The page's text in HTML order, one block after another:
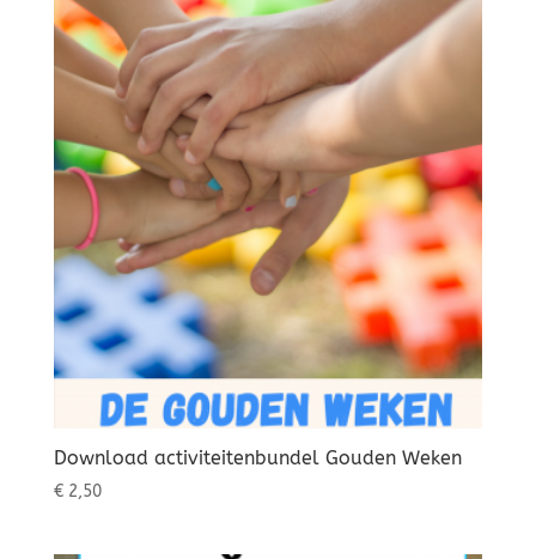
Download activiteitenbundel Gouden Weken
€2,50